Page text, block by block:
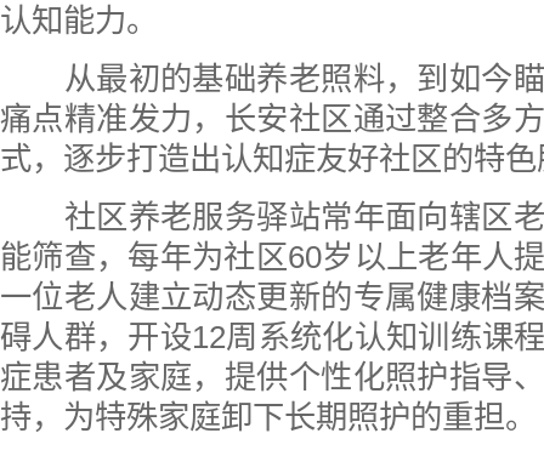
认知能力。
从最初的基础养老照料，到如今瞄
痛点精准发力，长安社区通过整合多
式，逐步打造出认知症友好社区的特
社区养老服务驿站常年面向辖区老
能筛查，每年为社区60岁以上老年人
一位老人建立动态更新的专属健康档
碍人群，开设12周系统化认知训练课
症患者及家庭，提供个性化照护指导
持，为特殊家庭卸下长期照护的重担。